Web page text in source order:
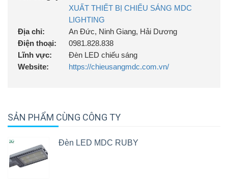
XUẤT THIẾT BỊ CHIẾU SÁNG MDC
LIGHTING
Địa chỉ:
An Đức, Ninh Giang, Hải Dương
Điện thoại:
0981.828.838
Lĩnh vực:
Đèn LED chiếu sáng
Website:
https://chieusangmdc.com.vn/
SẢN PHẨM CÙNG CÔNG TY
Đèn LED MDC RUBY